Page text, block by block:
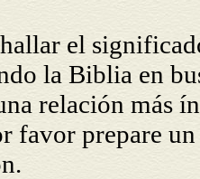
hallar el
la Biblia en
relación más
favor prepare